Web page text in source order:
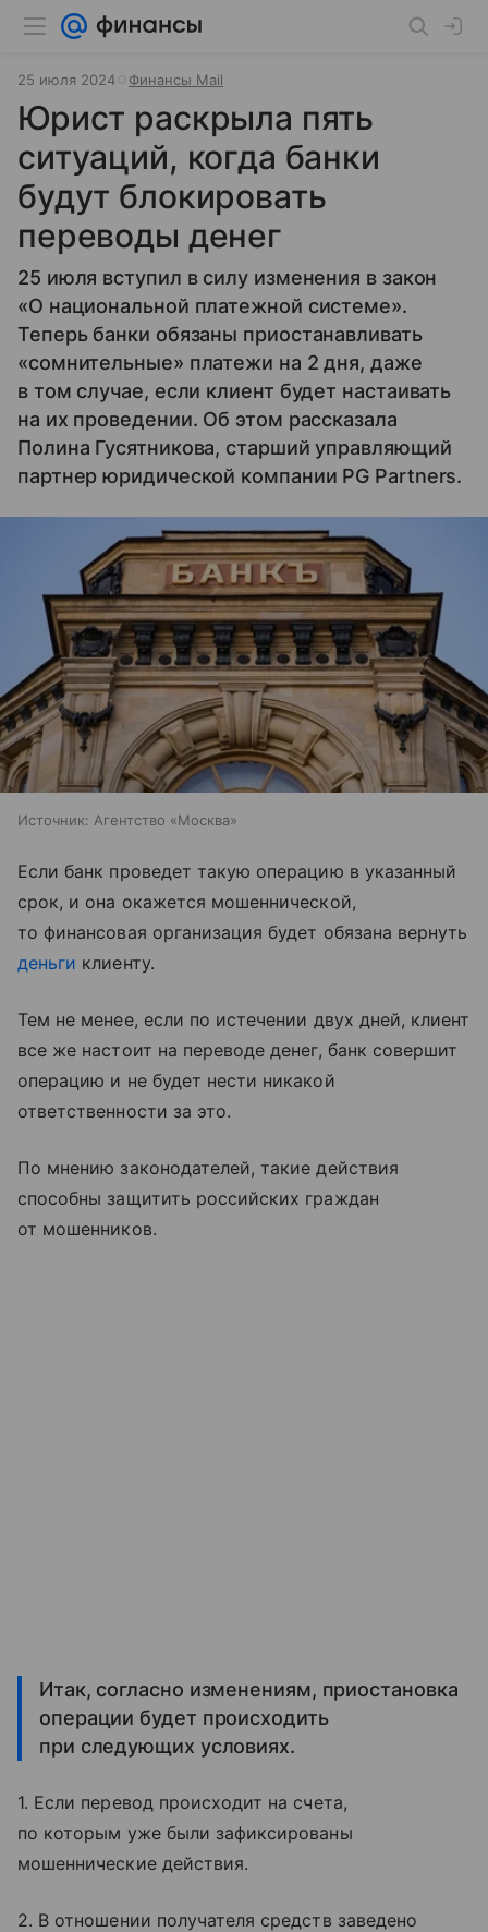
25 июля 2024 Финансы Mail
Юрист раскрыла пять
ситуаций, когда банки
будут блокировать
переводы денег
25 июля вступил в силу изменения в закон
«О национальной платежной системе».
Теперь банки обязаны приостанавливать
«сомнительные» платежи на 2 дня, даже
в том случае, если клиент будет настаивать
на их проведении. Об этом рассказала
Полина Гусятникова, старший управляющий
партнер юридической компании PG Partners.
Источник: Агентство «Москва»
Если банк проведет такую операцию в указанный
срок, и она окажется мошеннической,
то финансовая организация будет обязана вернуть
деньги клиенту.
Тем не менее, если по истечении двух дней, клиент
все же настоит на переводе денег, банк совершит
операцию и не будет нести никакой
ответственности за это.
По мнению законодателей, такие действия
способны защитить российских граждан
от мошенников.
Итак, согласно изменениям, приостановка
операции будет происходить
при следующих условиях.
1. Если перевод происходит на счета,
по которым уже были зафиксированы
мошеннические действия.
2. В отношении получателя средств заведено